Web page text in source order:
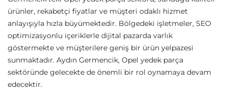
ürünler, rekabetçi fiyatlar ve müşteri odaklı hizmet
anlayışıyla hızla büyümektedir. Bölgedeki işletmeler, SEO
optimizasyonlu içeriklerle dijital pazarda varlık
göstermekte ve müşterilere geniş bir ürün yelpazesi
sunmaktadır. Aydın Germencik, Opel yedek parça
sektöründe gelecekte de önemli bir rol oynamaya devam
edecektir.